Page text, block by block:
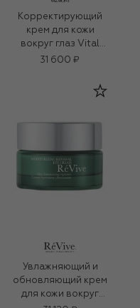
Корректирующий
крем для кожи
вокруг глаз Vital
(15ml)
31 600 ₽
Увлажняющий и
обновляющий крем
для кожи вокруг